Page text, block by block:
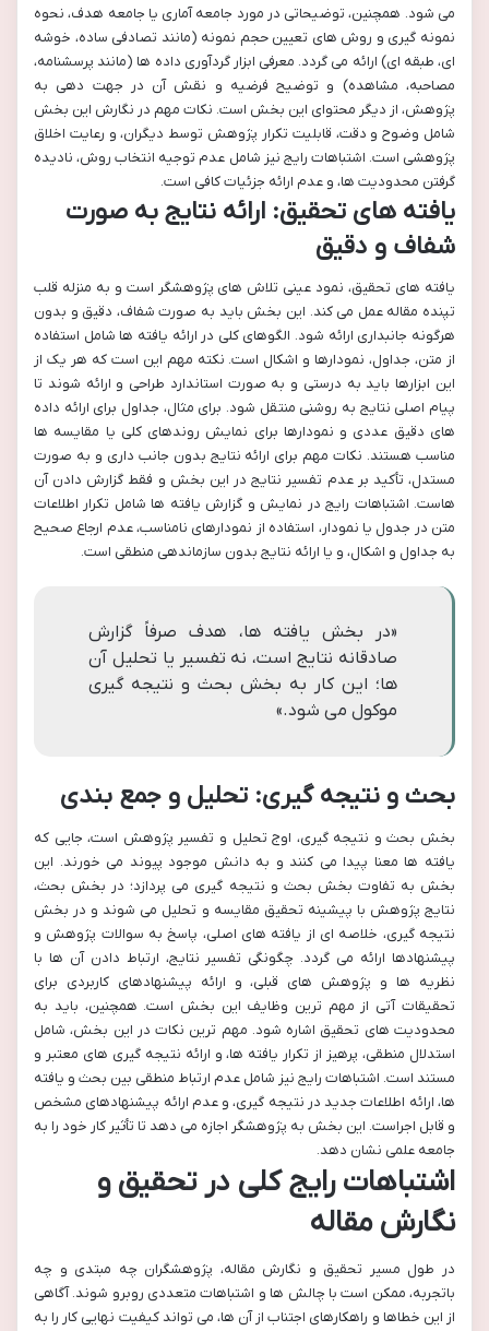
می شود. همچنین، توضیحاتی در مورد جامعه آماری یا جامعه هدف، نحوه
نمونه گیری و روش های تعیین حجم نمونه (مانند تصادفی ساده، خوشه
ای، طبقه ای) ارائه می گردد. معرفی ابزار گردآوری داده ها (مانند پرسشنامه،
مصاحبه، مشاهده) و توضیح فرضیه و نقش آن در جهت دهی به
پژوهش، از دیگر محتوای این بخش است. نکات مهم در نگارش این بخش
شامل وضوح و دقت، قابلیت تکرار پژوهش توسط دیگران، و رعایت اخلاق
پژوهشی است. اشتباهات رایج نیز شامل عدم توجیه انتخاب روش، نادیده
گرفتن محدودیت ها، و عدم ارائه جزئیات کافی است.
یافته های تحقیق: ارائه نتایج به صورت
شفاف و دقیق
یافته های تحقیق، نمود عینی تلاش های پژوهشگر است و به منزله قلب
تپنده مقاله عمل می کند. این بخش باید به صورت شفاف، دقیق و بدون
هرگونه جانبداری ارائه شود. الگوهای کلی در ارائه یافته ها شامل استفاده
از متن، جداول، نمودارها و اشکال است. نکته مهم این است که هر یک از
این ابزارها باید به درستی و به صورت استاندارد طراحی و ارائه شوند تا
پیام اصلی نتایج به روشنی منتقل شود. برای مثال، جداول برای ارائه داده
های دقیق عددی و نمودارها برای نمایش روندهای کلی یا مقایسه ها
مناسب هستند. نکات مهم برای ارائه نتایج بدون جانب داری و به صورت
مستدل، تأکید بر عدم تفسیر نتایج در این بخش و فقط گزارش دادن آن
هاست. اشتباهات رایج در نمایش و گزارش یافته ها شامل تکرار اطلاعات
متن در جدول یا نمودار، استفاده از نمودارهای نامناسب، عدم ارجاع صحیح
به جداول و اشکال، و یا ارائه نتایج بدون سازماندهی منطقی است.
«در بخش یافته ها، هدف صرفاً گزارش
صادقانه نتایج است، نه تفسیر یا تحلیل آن
ها؛ این کار به بخش بحث و نتیجه گیری
موکول می شود.»
بحث و نتیجه گیری: تحلیل و جمع بندی
بخش بحث و نتیجه گیری، اوج تحلیل و تفسیر پژوهش است، جایی که
یافته ها معنا پیدا می کنند و به دانش موجود پیوند می خورند. این
بخش به تفاوت بخش بحث و نتیجه گیری می پردازد؛ در بخش بحث،
نتایج پژوهش با پیشینه تحقیق مقایسه و تحلیل می شوند و در بخش
نتیجه گیری، خلاصه ای از یافته های اصلی، پاسخ به سوالات پژوهش و
پیشنهادها ارائه می گردد. چگونگی تفسیر نتایج، ارتباط دادن آن ها با
نظریه ها و پژوهش های قبلی، و ارائه پیشنهادهای کاربردی برای
تحقیقات آتی از مهم ترین وظایف این بخش است. همچنین، باید به
محدودیت های تحقیق اشاره شود. مهم ترین نکات در این بخش، شامل
استدلال منطقی، پرهیز از تکرار یافته ها، و ارائه نتیجه گیری های معتبر و
مستند است. اشتباهات رایج نیز شامل عدم ارتباط منطقی بین بحث و یافته
ها، ارائه اطلاعات جدید در نتیجه گیری، و عدم ارائه پیشنهادهای مشخص
و قابل اجراست. این بخش به پژوهشگر اجازه می دهد تا تأثیر کار خود را به
جامعه علمی نشان دهد.
اشتباهات رایج کلی در تحقیق و
نگارش مقاله
در طول مسیر تحقیق و نگارش مقاله، پژوهشگران چه مبتدی و چه
باتجربه، ممکن است با چالش ها و اشتباهات متعددی روبرو شوند. آگاهی
از این خطاها و راهکارهای اجتناب از آن ها، می تواند کیفیت نهایی کار را به